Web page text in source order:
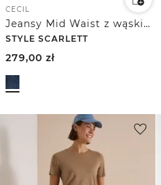
CECIL
Jeansy Mid Waist z wąskimi nogawkami w stylu Casual Fit
STYLE SCARLETT
279,00 zł